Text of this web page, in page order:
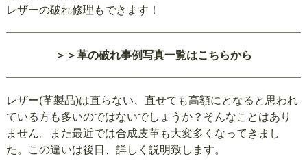
レザーの破れ修理もできます！
＞＞革の破れ事例写真一覧はこちらから
レザー(革製品)は直らない、直せても高額にとなると思われ
ている方も多いのではないでしょうか？そんなことはあり
ません。また最近では合成皮革も大変多くなってきまし
た。この違いは後日、詳しく説明致します。